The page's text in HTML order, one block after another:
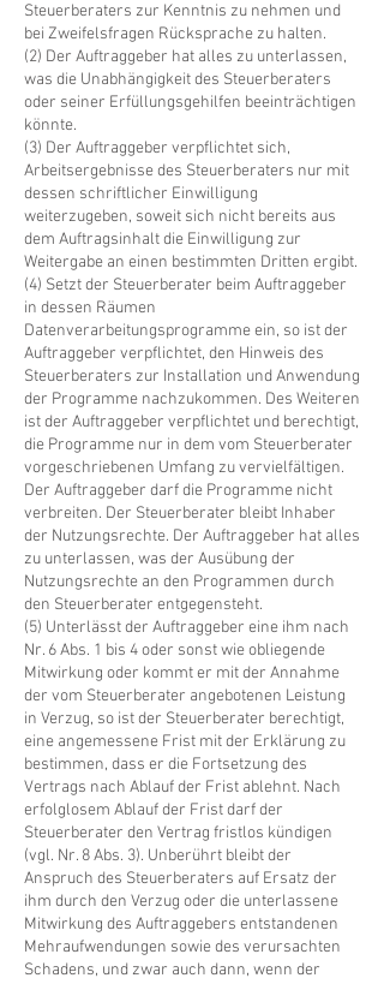
Steuerberaters zur Kenntnis zu nehmen und
bei Zweifelsfragen Rücksprache zu halten.
(2) Der Auftraggeber hat alles zu unterlassen,
was die Unabhängigkeit des Steuerberaters
oder seiner Erfüllungsgehilfen beeinträchtigen
könnte.
(3) Der Auftraggeber verpflichtet sich,
Arbeitsergebnisse des Steuerberaters nur mit
dessen schriftlicher Einwilligung
weiterzugeben, soweit sich nicht bereits aus
dem Auftragsinhalt die Einwilligung zur
Weitergabe an einen bestimmten Dritten ergibt.
(4) Setzt der Steuerberater beim Auftraggeber
in dessen Räumen
Datenverarbeitungsprogramme ein, so ist der
Auftraggeber verpflichtet, den Hinweis des
Steuerberaters zur Installation und Anwendung
der Programme nachzukommen. Des Weiteren
ist der Auftraggeber verpflichtet und berechtigt,
die Programme nur in dem vom Steuerberater
vorgeschriebenen Umfang zu vervielfältigen.
Der Auftraggeber darf die Programme nicht
verbreiten. Der Steuerberater bleibt Inhaber
der Nutzungsrechte. Der Auftraggeber hat alles
zu unterlassen, was der Ausübung der
Nutzungsrechte an den Programmen durch
den Steuerberater entgegensteht.
(5) Unterlässt der Auftraggeber eine ihm nach
Nr. 6 Abs. 1 bis 4 oder sonst wie obliegende
Mitwirkung oder kommt er mit der Annahme
der vom Steuerberater angebotenen Leistung
in Verzug, so ist der Steuerberater berechtigt,
eine angemessene Frist mit der Erklärung zu
bestimmen, dass er die Fortsetzung des
Vertrags nach Ablauf der Frist ablehnt. Nach
erfolglosem Ablauf der Frist darf der
Steuerberater den Vertrag fristlos kündigen
(vgl. Nr. 8 Abs. 3). Unberührt bleibt der
Anspruch des Steuerberaters auf Ersatz der
ihm durch den Verzug oder die unterlassene
Mitwirkung des Auftraggebers entstandenen
Mehraufwendungen sowie des verursachten
Schadens, und zwar auch dann, wenn der